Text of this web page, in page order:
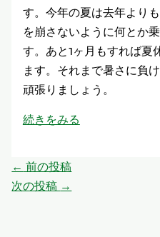
す。今年の夏は去年より
を崩さないように何とか
す。あと1ヶ月もすれば夏
ます。それまで暑さに負
頑張りましょう。
続きをみる
← 前の投稿
次の投稿 →